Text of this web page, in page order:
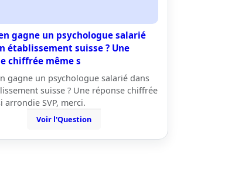
gagne un psychologue salarié
établissement suisse ? Une
chiffrée même s
gagne un psychologue salarié dans
suisse ? Une réponse chiffrée
arrondie SVP, merci.
Voir l'Question